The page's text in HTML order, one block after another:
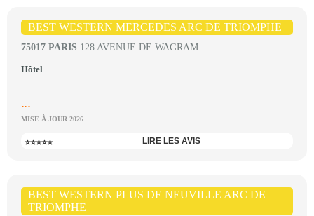
BEST WESTERN MERCEDES ARC DE TRIOMPHE
75017 PARIS 128 AVENUE DE WAGRAM
Hôtel
...
MISE À JOUR 2026
⭐⭐⭐⭐⭐ LIRE LES AVIS
BEST WESTERN PLUS DE NEUVILLE ARC DE
TRIOMPHE